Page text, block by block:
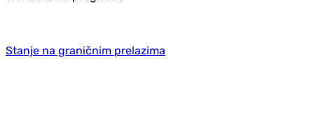
Stanje na graničnim prelazima